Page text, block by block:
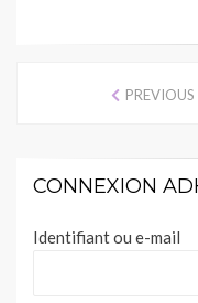
CONNEXION
Identifiant ou e-mail